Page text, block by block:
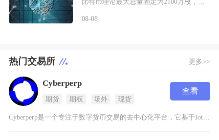
08-08
热门交易所 更多>>
Cyberperp
期货 期权 场外 现货
查看
Cyberperp是一个专注于数字货币交易的去中心化平台，它基于IotaEVM构建，旨在为